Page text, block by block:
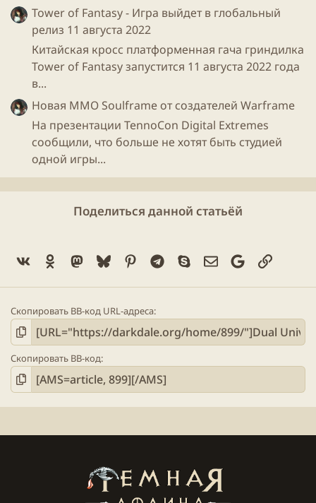
Tower of Fantasy - Игра выйдет в глобальный
релиз 11 августа 2022
Китайская кросс платформенная гача гриндилка
Tower of Fantasy запустится 11 августа 2022 года
в...
Новая ММО Soulframe от создателей Warframe
На презентации TennoCon Digital Extremes
сообщили, что больше не хотят быть студией
одной игры...
Поделиться данной статьёй
Vk Ok Mastodon
BlueskyPinterestTelegram
SkypeЭлектронная
GoogleСсылка
Скопировать BB-код URL-адреса
Скопировать BB-код